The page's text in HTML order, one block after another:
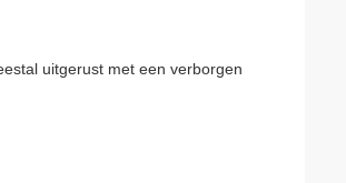
uitgerust met een verborgen